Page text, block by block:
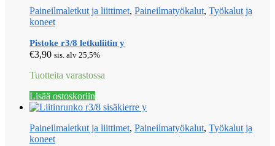
Paineilmaletkut ja liittimet, Paineilmatyökalut, Työkalut ja
koneet
Pistoke r3/8 letkuliitin y
€3,90 sis. alv 25,5%
Tuotteita varastossa
Lisää ostoskoriin
Paineilmaletkut ja liittimet, Paineilmatyökalut, Työkalut ja
koneet